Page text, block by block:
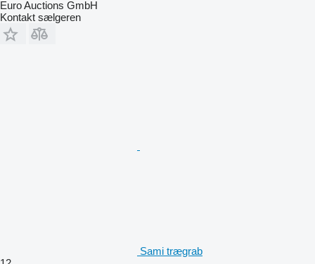
Euro Auctions GmbH
Kontakt sælgeren
Sami trægrab